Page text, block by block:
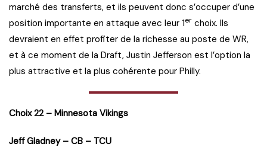
marché des transferts, et ils peuvent donc s’occuper d’une
position importante en attaque avec leur 1er choix. Ils
devraient en effet profiter de la richesse au poste de WR,
et à ce moment de la Draft, Justin Jefferson est l’option la
plus attractive et la plus cohérente pour Philly.
Choix 22 – Minnesota Vikings
Jeff Gladney – CB – TCU